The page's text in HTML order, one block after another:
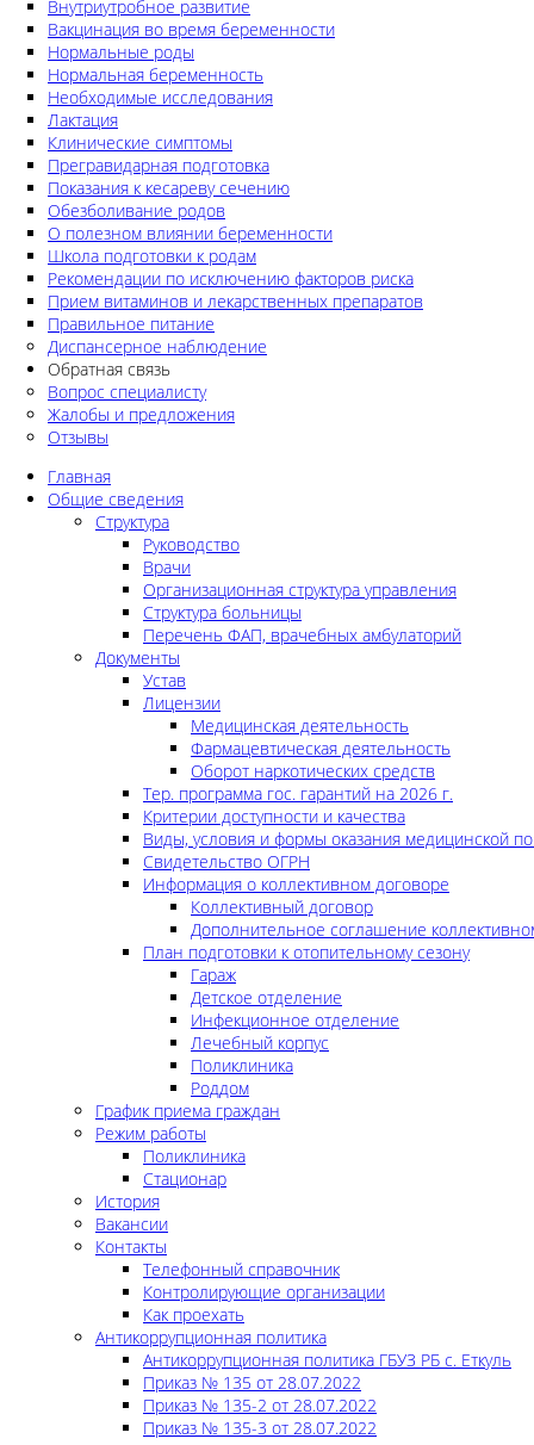
Внутриутробное развитие
Вакцинация во время беременности
Нормальные роды
Нормальная беременность
Необходимые исследования
Лактация
Клинические симптомы
Прегравидарная подготовка
Показания к кесареву сечению
Обезболивание родов
О полезном влиянии беременности
Школа подготовки к родам
Рекомендации по исключению факторов риска
Прием витаминов и лекарственных препаратов
Правильное питание
Диспансерное наблюдение
Обратная связь
Вопрос специалисту
Жалобы и предложения
Отзывы
Главная
Общие сведения
Структура
Руководство
Врачи
Организационная структура управления
Структура больницы
Перечень ФАП, врачебных амбулаторий
Документы
Устав
Лицензии
Медицинская деятельность
Фармацевтическая деятельность
Оборот наркотических средств
Тер. программа гос. гарантий на 2026 г.
Критерии доступности и качества
Виды, условия и формы оказания медицинской
Свидетельство ОГРН
Информация о коллективном договоре
Коллективный договор
Дополнительное соглашение
План подготовки к отопительному сезону
Гараж
Детское отделение
Инфекционное отделение
Лечебный корпус
Поликлиника
Роддом
График приема граждан
Режим работы
Поликлиника
Стационар
История
Вакансии
Контакты
Телефонный справочник
Контролирующие организации
Как проехать
Антикоррупционная политика
Антикоррупционная политика ГБУЗ РБ с. Еткуль
Приказ № 135 от 28.07.2022
Приказ № 135-2 от 28.07.2022
Приказ № 135-3 от 28.07.2022